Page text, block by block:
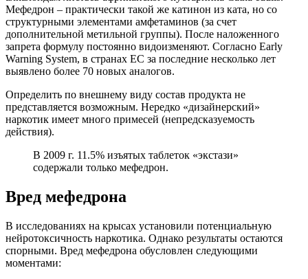
Мефедрон – практически такой же катинон из ката, но со
структурными элементами амфетаминов (за счет
дополнительной метильной группы). После наложенного
запрета формулу постоянно видоизменяют. Согласно Early
Warning System, в странах ЕС за последние несколько лет
выявлено более 70 новых аналогов.
Определить по внешнему виду состав продукта не
представляется возможным. Нередко «дизайнерский»
наркотик имеет много примесей (непредсказуемость
действия).
В 2009 г. 11.5% изъятых таблеток «экстази»
содержали только мефедрон.
Вред мефедрона
В исследованиях на крысах установили потенциальную
нейротоксичность наркотика. Однако результаты остаются
спорными. Вред мефедрона обусловлен следующими
моментами: